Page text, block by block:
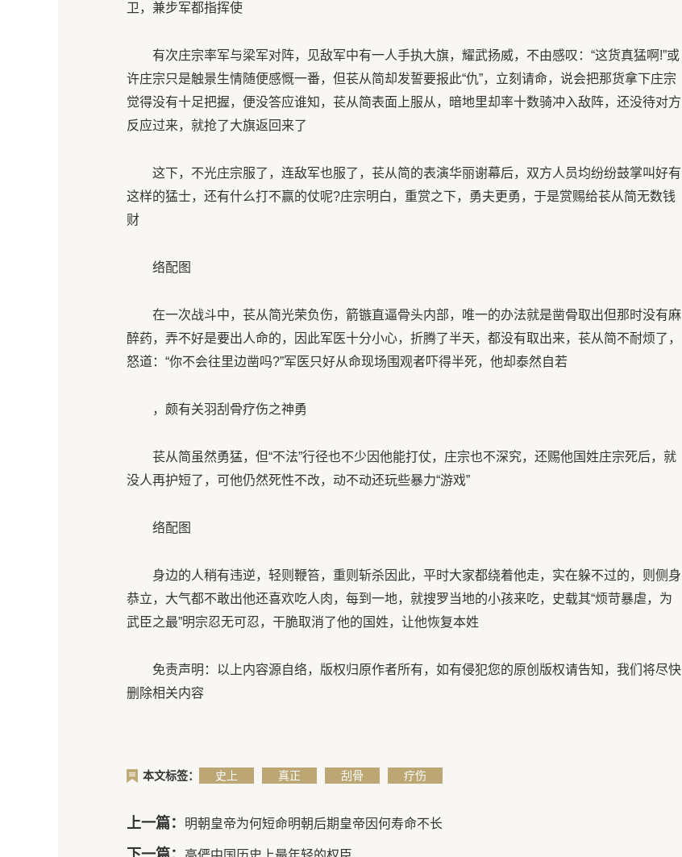
卫，兼步军都指挥使
有次庄宗率军与梁军对阵，见敌军中有一人手执大旗，耀武扬威，不由感叹：“这货真猛啊!”或
许庄宗只是触景生情随便感慨一番，但苌从简却发誓要报此“仇”，立刻请命，说会把那货拿下庄宗
觉得没有十足把握，便没答应谁知，苌从简表面上服从，暗地里却率十数骑冲入敌阵，还没待对方
反应过来，就抢了大旗返回来了
这下，不光庄宗服了，连敌军也服了，苌从简的表演华丽谢幕后，双方人员均纷纷鼓掌叫好有
这样的猛士，还有什么打不赢的仗呢?庄宗明白，重赏之下，勇夫更勇，于是赏赐给苌从简无数钱
财
络配图
在一次战斗中，苌从简光荣负伤，箭镞直逼骨头内部，唯一的办法就是凿骨取出但那时没有麻
醉药，弄不好是要出人命的，因此军医十分小心，折腾了半天，都没有取出来，苌从简不耐烦了，
怒道：“你不会往里边凿吗?”军医只好从命现场围观者吓得半死，他却泰然自若
，颇有关羽刮骨疗伤之神勇
苌从简虽然勇猛，但“不法”行径也不少因他能打仗，庄宗也不深究，还赐他国姓庄宗死后，就
没人再护短了，可他仍然死性不改，动不动还玩些暴力“游戏”
络配图
身边的人稍有违逆，轻则鞭笞，重则斩杀因此，平时大家都绕着他走，实在躲不过的，则侧身
恭立，大气都不敢出他还喜欢吃人肉，每到一地，就搜罗当地的小孩来吃，史载其“烦苛暴虐，为
武臣之最”明宗忍无可忍，干脆取消了他的国姓，让他恢复本姓
免责声明：以上内容源自络，版权归原作者所有，如有侵犯您的原创版权请告知，我们将尽快
删除相关内容
本文标签： 史上 真正 刮骨 疗伤
上一篇： 明朝皇帝为何短命明朝后期皇帝因何寿命不长